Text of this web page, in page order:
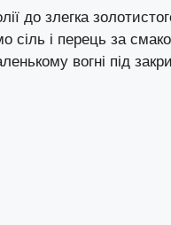
до злегка
сіль і перець за
вогні під